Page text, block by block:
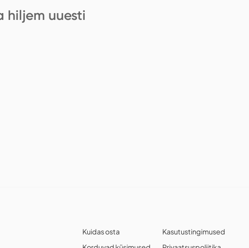
hiljem uuesti
Kuidas osta
Kasutustingimused